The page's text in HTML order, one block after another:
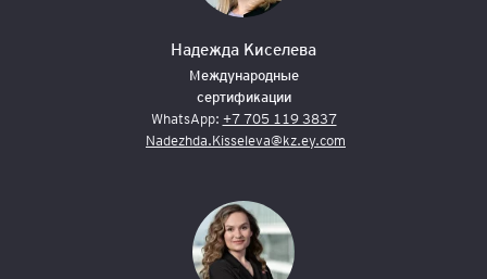
Надежда Киселева
Международные
сертификации
WhatsApp: +7 705 119 3837
Nadezhda.Kisseleva@kz.ey.com